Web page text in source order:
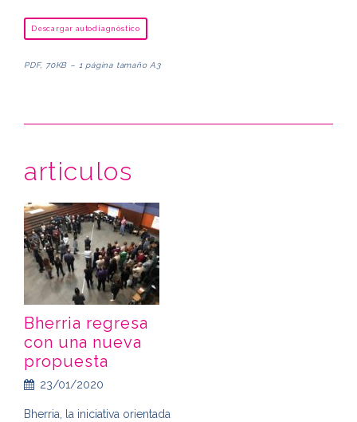
Descargar autodiagnóstico
PDF, 70KB – 1 página tamaño A3
articulos
Bherria regresa
con una nueva
propuesta
23/01/2020
Bherria, la iniciativa orientada